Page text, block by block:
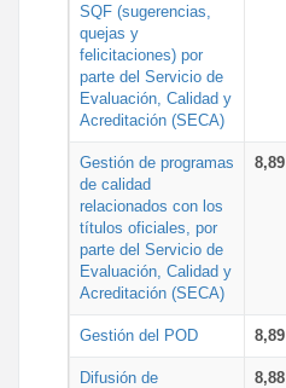
SQF (sugerencias,
quejas y
felicitaciones) por
parte del Servicio de
Evaluación, Calidad y
Acreditación (SECA)
Gestión de programas
de calidad
relacionados con los
títulos oficiales, por
parte del Servicio de
Evaluación, Calidad y
Acreditación (SECA)
8,89
Gestión del POD 8,89
Difusión de
8,88